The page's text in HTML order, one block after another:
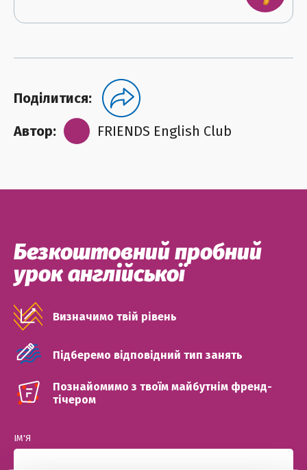
Поділитися:
Автор:
FRIENDS English Club
Безкоштовний пробний
урок англійської
Визначимо твій рівень
Підберемо відповідний тип занять
Познайомимо з твоїм майбутнім френд-
тічером
ІМ'Я